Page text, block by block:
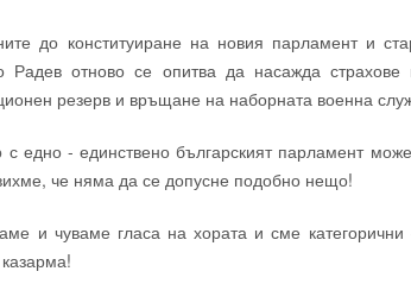
до конституиране на новия парламент и
Радев отново се опитва да насажда
резерв и връщане на наборната военна
едно - единствено българският парламент
че няма да се допусне подобно нещо!
и чуваме гласа на хората и сме